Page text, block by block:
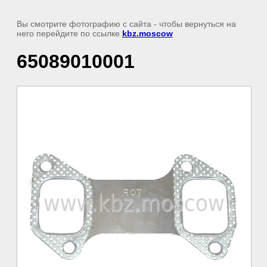
Вы смотрите фотографию с сайта - чтобы вернуться на
него перейдите по ссылке kbz.moscow
65089010001